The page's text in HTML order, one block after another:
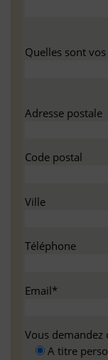
Quelles sont
Adresse postale
Code postal
Ville
Téléphone
Email*
Vous demandez
A titre